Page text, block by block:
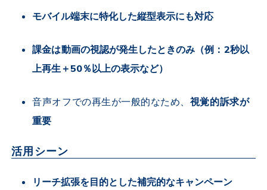
モバイル端末に特化した縦型表示にも対応
課金は動画の視認が発生したときのみ（例： 2秒以
上再生＋50％以上の表示など）
音声オフでの再生が一般的なため、 視覚的訴求が
重要
活用シーン
リーチ拡張を目的とした補完的なキャンペーン